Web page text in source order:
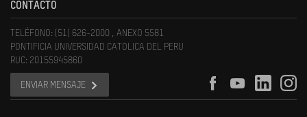
CONTACTO
TELÉFONO: (51) 626-2000 , ANEXO 5581
PONTIFICIA UNIVERSIDAD CATOLICA DEL PERU
RUC: 20155945860
ENVIAR MENSAJE